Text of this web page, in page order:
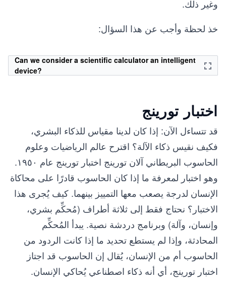
وغير ذلك.
خذ لحظة وأجب عن هذا السؤال:
Can we consider a scientific calculator an intelligent
device?
اختبار تورينج
قد تتساءل الآن: إذا كان لدينا مقياس للذكاء البشري،
فكيف نقيس ذكاء الآلة؟ اقترح عالم الرياضيات وعلوم
الحاسوب البريطاني آلان تورينج اختبار تورينج عام ١٩٥٠.
وهو اختبار لمعرفة ما إذا كان الحاسوب قادرًا على محاكاة
الإنسان لدرجة يصعب معها التمييز بينهما. كيف يُجرى هذا
الاختبار؟ نحتاج فقط إلى ثلاثة أطراف (مُحكِّم بشري،
وإنسان، وآلة) وبرنامج دردشة نصية. يبدأ المُحكِّم
المحادثة، وإذا لم يستطع تحديد ما إذا كانت الردود من
الحاسوب أم من الإنسان، يُقال إن الحاسوب قد اجتاز
اختبار تورينج، أي أنه ذكاء اصطناعي يُحاكي الإنسان.